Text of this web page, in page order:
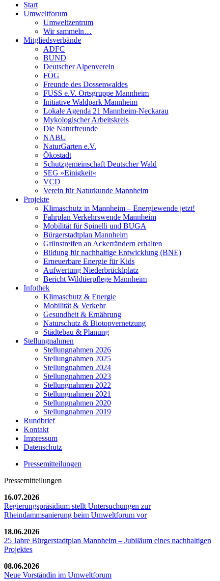
Start
Umweltforum
Umweltzentrum
Wir sammeln…
Mitgliedsverbände
ADFC
BUND
Deutscher Alpenverein
FÖG
Freunde des Dossenwaldes
FUSS e.V. Ortsgruppe Mannheim
Initiative Waldpark Mannheim
Lokale Agenda 21 Mannheim-Neckarau
Mykologischer Arbeitskreis
Die Naturfreunde
NABU
NaturGarten e.V.
Ökostadt
Schutzgemeinschaft Deutscher Wald
SEG »Einigkeit«
VCD
Verein für Naturkunde Mannheim
Projekte
Klimaschutz in Mannheim – Energiewende jetzt!
Fahrplan Verkehrswende Mannheim
Mobilität für Spinelli und BUGA
Bürgerstadtplan Mannheim
Grünstreifen an Ackerrändern erhalten
Bildung für nachhaltige Entwicklung (BNE)
Erneuerbare Energie für Kids
Aufwertung Niederbrücklplatz
Bericht Wildtierpflege Mannheim
Infothek
Klimaschutz & Energie
Mobilität & Verkehr
Gesundheit & Ernährung
Naturschutz & Biotopvernetzung
Städtebau & Planung
Stellungnahmen
Stellungnahmen 2026
Stellungnahmen 2025
Stellungnahmen 2024
Stellungnahmen 2023
Stellungnahmen 2022
Stellungnahmen 2021
Stellungnahmen 2020
Stellungnahmen 2019
Rundbrief
Kontakt
Impressum
Datenschutz
Pressemitteilungen
Pressemitteilungen
16.07.2026
Regierungspräsidium stellt Untersuchungen zur
Rheindammsanierung beim Umweltforum vor
18.06.2026
25 Jahre Bürgerstadtplan Mannheim – Jubiläum eines nachhaltigen
Projektes
08.06.2026
Neue Vorständin im Umweltforum